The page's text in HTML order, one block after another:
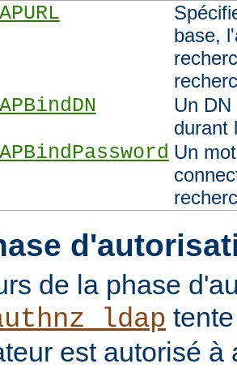
base,
Un
durant
Un
de la phase
est autorisé à